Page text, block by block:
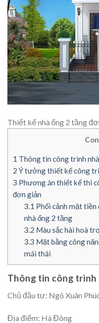
Thiết kế nhà ống 2 tầng
1 Thông tin công trình
2 Ý tưởng thiết kế công
3 Phương án thiết kế thi
đơn giản
3.1 Phối cảnh mặt tiền
nhà ống 2 tầng
3.2 Màu sắc hài hoà
3.3 Mặt bằng công
mái thái
Thông tin công trình
Chủ đầu tư: Ngô Xuân
Địa điểm: Hà Đông